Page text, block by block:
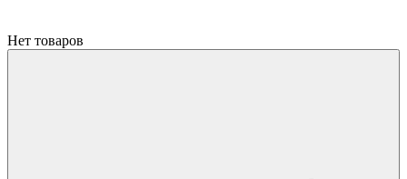
Нет товаров